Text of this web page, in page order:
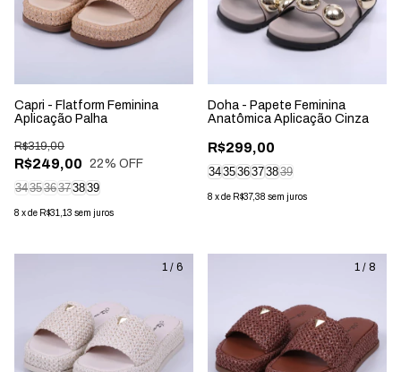
Capri - Flatform Feminina
Aplicação Palha
R$249,00
R$319,00
22% OFF
343536373839
8 xde R$31,13 sem juros
Doha - Papete Feminina
Anatômica Aplicação Cinza
R$299,00
343536373839
8 xde R$37,38 sem juros
1 / 6 1 / 8